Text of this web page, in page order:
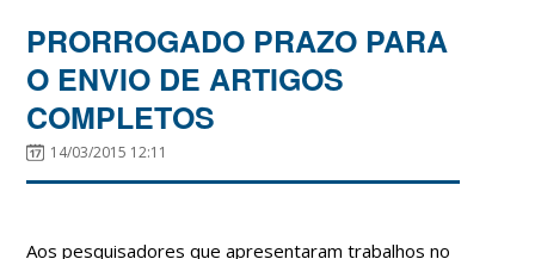
PRORROGADO PRAZO PARA
O ENVIO DE ARTIGOS
COMPLETOS
14/03/2015 12:11
Aos pesquisadores que apresentaram trabalhos no